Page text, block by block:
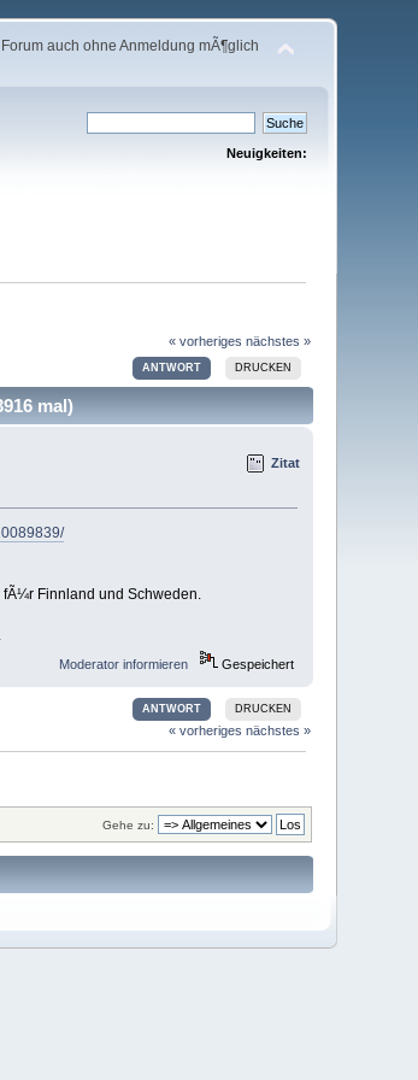
auch ohne Anmeldung mÃ¶glich
Neuigkeiten:
« vorheriges nächstes »
ANTWORT DRUCKEN
mal)
Zitat
fÃ¼r Finnland und Schweden.
Moderator informieren Gespeichert
ANTWORT DRUCKEN
« vorheriges nächstes »
Gehe zu: